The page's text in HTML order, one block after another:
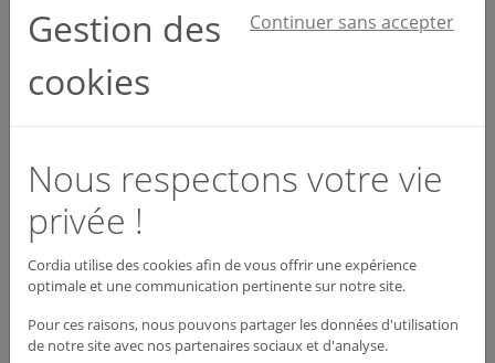
Email et téléphone *
Activité *
Adresse du siège de l'entreprise
Gestion des
cookies
Continuer sans accepter
Nous respectons votre vie
privée !
Cordia utilise des cookies afin de vous offrir une expérience
optimale et une communication pertinente sur notre site.
Pour ces raisons, nous pouvons partager les données d'utilisation
de notre site avec nos partenaires sociaux et d'analyse.